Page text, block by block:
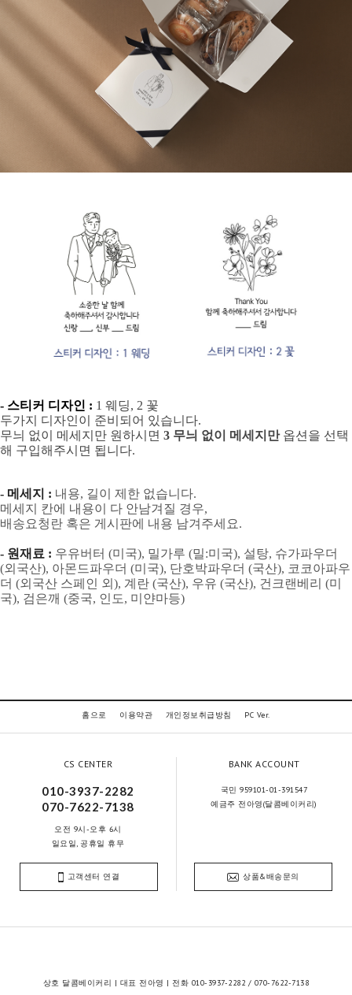
- 스티커 디자인 : 1 웨딩, 2 꽃
두가지 디자인이 준비되어 있습니다.
무늬 없이 메세지만 원하시면 3 무늬 없이 메세지만옵션을 선택
해 구입해주시면 됩니다.
- 메세지 : 내용, 길이 제한 없습니다.
메세지 칸에 내용이 다 안남겨질 경우,
배송요청란 혹은 게시판에 내용 남겨주세요.
- 원재료 : 우유버터 (미국), 밀가루 (밀:미국), 설탕, 슈가파우더
(외국산), 아몬드파우더 (미국), 단호박파우더 (국산), 코코아파우
더 (외국산 스페인 외), 계란 (국산), 우유 (국산), 건크랜베리 (미
국), 검은깨 (중국, 인도, 미얀마등)
홈으로 이용약관 개인정보취급방침 PC Ver.
CS CENTER
010-3937-2282
070-7622-7138
오전 9시-오후 6시
일요일, 공휴일 휴무
BANK ACCOUNT
국민 959101-01-391547
예금주 전아영(달콤베이커리)
고객센터 연결 상품&배송문의
상호 달콤베이커리 | 대표 전아영 | 전화 010-3937-2282 / 070-7622-7138